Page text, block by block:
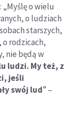
„Myślę o wielu
o ludziach
starszych,
o rodzicach,
nie będą w
ludzi. My też, z
jeśli
swój lud” –